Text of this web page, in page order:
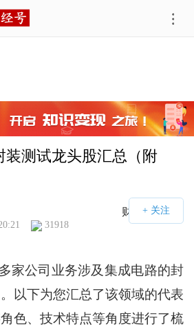
装测试龙头股汇总（附
财经号APP
31918
公司业务涉及集成电路的封
以下为您汇总了该领域的代表
色、技术特点等角度进行了梳